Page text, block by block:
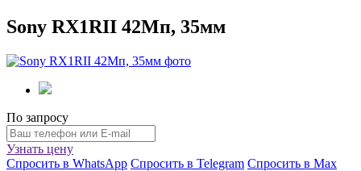
Sony RX1RII 42Мп, 35мм
По запросу
Узнать цену
Спросить в WhatsApp Спросить в Telegram Спросить в Max